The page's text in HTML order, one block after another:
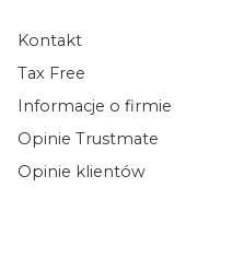
Kontakt
Tax Free
Informacje o firmie
Opinie Trustmate
Opinie klientów